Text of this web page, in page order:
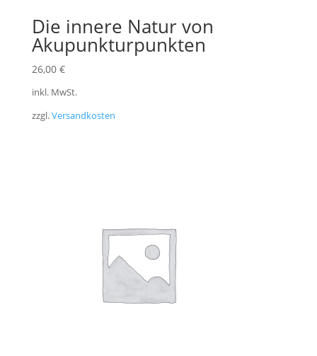
Die innere Natur von
Akupunkturpunkten
26,00 €
inkl. MwSt.
zzgl.Versandkosten